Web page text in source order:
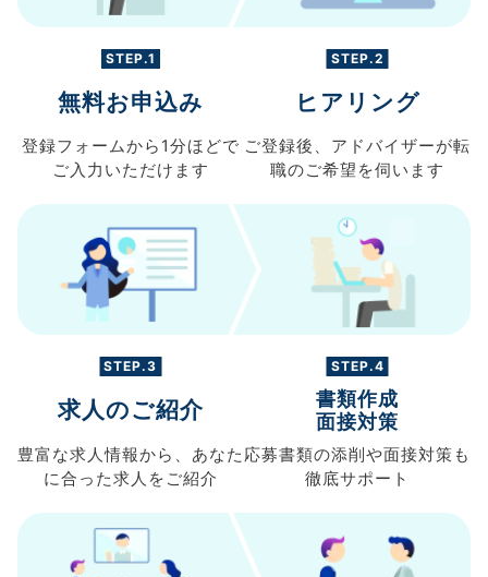
STEP.1
無料お申込み
登録フォームから 1分ほどで
ご入力 いただけます
STEP.2
ヒアリング
ご登録後、 アドバイザーが転
職のご希望を伺います
STEP.3
求人のご紹介
豊富な求人情報から、 あなた
に合った求人を ご紹介
STEP.4
書類作成
面接対策
応募書類の添削や面接対策も
徹底サポート